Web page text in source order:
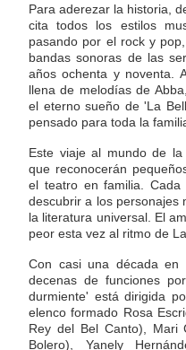
Para aderezar la historia,
cita todos los estilos
pasando por el rock y
bandas sonoras de las
años ochenta y noventa.
llena de melodías de
el eterno sueño de 'La
pensado para toda la
Este viaje al mundo de
que reconocerán
el teatro en familia.
descubrir a los personajes
la literatura universal. El
peor esta vez al ritmo de
Con casi una década
decenas de funciones
durmiente' está dirigida
elenco formado Rosa
Rey del Bel Canto), Mari
Bolero), Yanely